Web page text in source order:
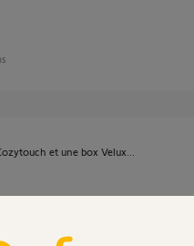
et une box Velux...